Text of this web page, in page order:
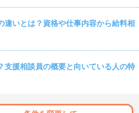
違いとは？資格や仕事内容から給料相
支援相談員の概要と向いている人の特